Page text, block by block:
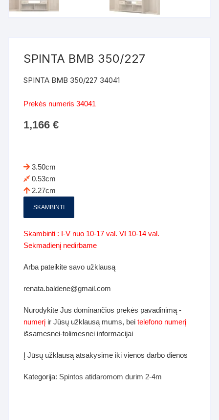
SPINTA BMB 350/227
SPINTA BMB 350/227 34041
Prekės numeris 34041
1,166€
3.50cm
0.53cm
2.27cm
SKAMBINTI
Skambinti : I-V nuo 10-17 val. VI 10-14 val.
Sekmadienį nedirbame
Arba pateikite savo užklausą
renata.baldene@gmail.com
Nurodykite Jus dominančios prekės pavadinimą -
numerį ir Jūsų užklausą mums, beitelefono numerį
išsamesnei-tolimesnei informacijai
Į Jūsų užklausą atsakysime iki vienos darbo dienos
Kategorija: Spintos atidaromom durim 2-4m